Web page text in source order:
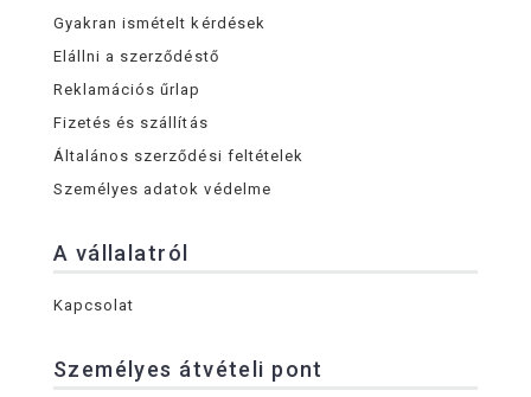
Gyakran ismételt kérdések
Elállni a szerződéstő
Reklamációs űrlap
Fizetés és szállítás
Általános szerződési feltételek
Személyes adatok védelme
A vállalatról
Kapcsolat
Személyes átvételi pont